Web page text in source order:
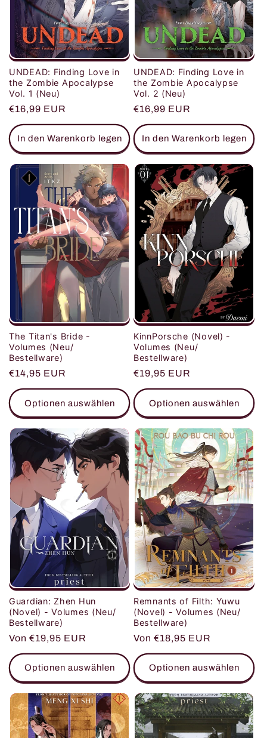
UNDEAD: Finding Love in
the Zombie Apocalypse
Vol. 1 (Neu)
Normaler
Preis
€16,99 EUR
In den Warenkorb legen
UNDEAD: Finding Love in
the Zombie Apocalypse
Vol. 2 (Neu)
Normaler
Preis
€16,99 EUR
In den Warenkorb legen
The Titan's Bride -
Volumes (Neu/
Bestellware)
Normaler
Preis
€14,95 EUR
Optionen auswählen
KinnPorsche (Novel) -
Volumes (Neu/
Bestellware)
Normaler
Preis
€19,95 EUR
Optionen auswählen
Guardian: Zhen Hun
(Novel) - Volumes (Neu/
Bestellware)
Normaler
Preis
Von €19,95 EUR
Optionen auswählen
Remnants of Filth: Yuwu
(Novel) - Volumes (Neu/
Bestellware)
Normaler
Preis
Von €18,95 EUR
Optionen auswählen